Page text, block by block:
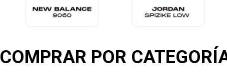
COMPRAR POR